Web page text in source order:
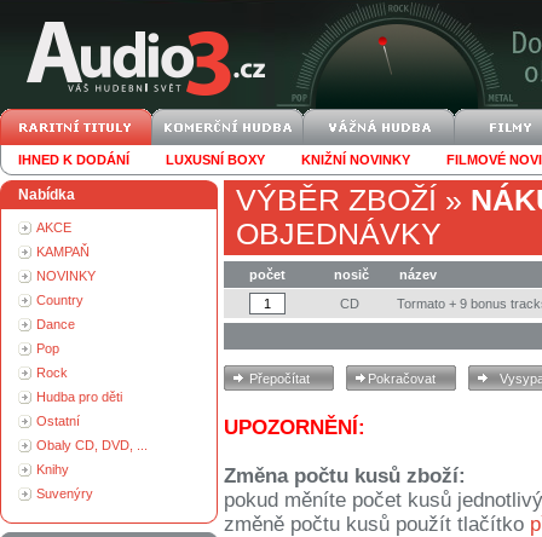
IHNED K DODÁNÍ LUXUSNÍ BOXY KNIŽNÍ NOVINKY FILMOVÉ
Nabídka
AKCE
KAMPAŇ
NOVINKY
Country
Dance
Pop
Rock
Hudba pro děti
Ostatní
Obaly CD, DVD, ...
Knihy
Suvenýry
VÝBĚR ZBOŽÍ »
OBJEDNÁVKY
počet nosič
název
CD
Tormato + 9 bonus
UPOZORNĚNÍ:
Změna počtu kusů zboží:
pokud měníte počet kusů
změně počtu kusů použít tlačítko